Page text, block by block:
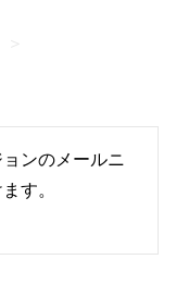
＞
ンのメールニ
す。